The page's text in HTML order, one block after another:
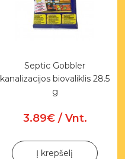
Septic Gobbler
kanalizacijos biovaliklis 28.5
g
3.89€ / Vnt.
Į krepšelį